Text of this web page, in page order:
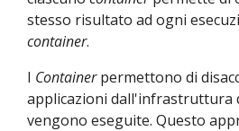
stesso risultato ad ogni
container.
I Containerpermettono di
applicazioni dall'infrastruttura
vengono eseguite. Questo